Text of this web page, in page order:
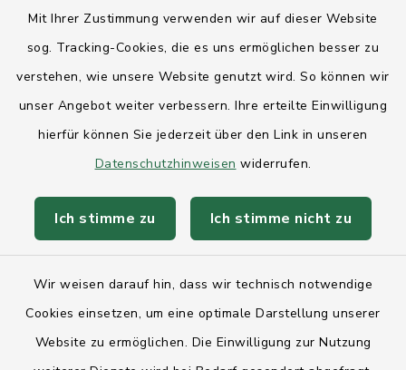
Mit Ihrer Zustimmung verwenden wir auf dieser Website
sog. Tracking-Cookies, die es uns ermöglichen besser zu
verstehen, wie unsere Website genutzt wird. So können wir
unser Angebot weiter verbessern. Ihre erteilte Einwilligung
hierfür können Sie jederzeit über den Link in unseren
Datenschutzhinweisen widerrufen.
Ich stimme zu Ich stimme nicht zu
Wir weisen darauf hin, dass wir technisch notwendige
Cookies einsetzen, um eine optimale Darstellung unserer
Website zu ermöglichen. Die Einwilligung zur Nutzung
Ihre Behördennummer 115
Landesregierung Schleswig-Holstein
AktivRegion Mittelholstein
Anfahrt